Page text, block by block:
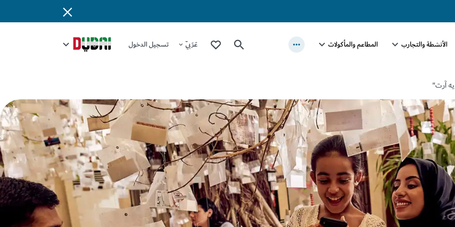
الأنشطة والتجارب المطاعم والمأكولات عَرَبِيّ تسجيل الدخول
آرت"